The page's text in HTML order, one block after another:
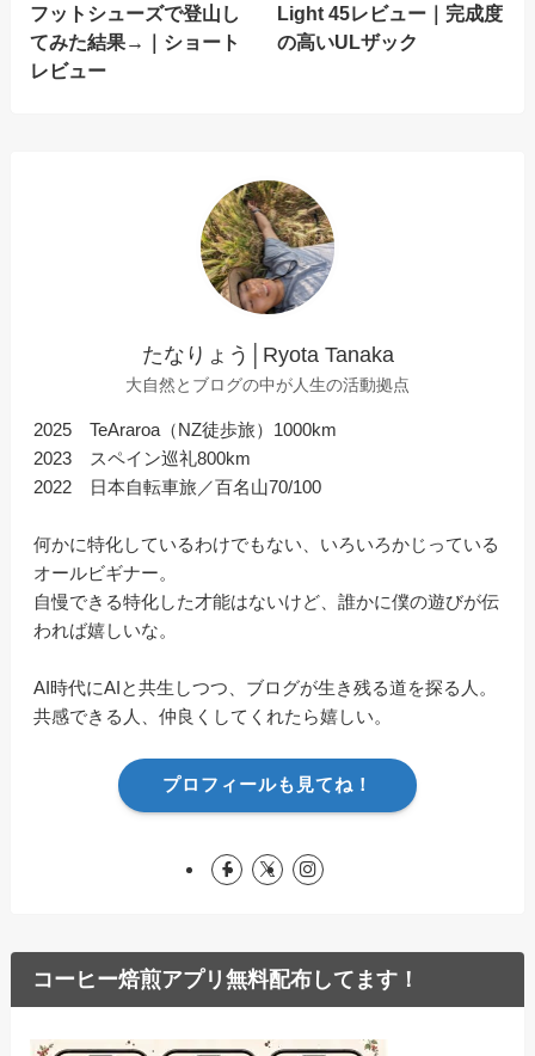
フットシューズで登山し
てみた結果→｜ショート
レビュー
Light 45レビュー｜完成度
の高いULザック
たなりょう│Ryota Tanaka
大自然とブログの中が人生の活動拠点
2025 TeAraroa（NZ徒歩旅）1000km
2023 スペイン巡礼800km
2022 日本自転車旅／百名山70/100
何かに特化しているわけでもない、いろいろかじっている
オールビギナー。
自慢できる特化した才能はないけど、誰かに僕の遊びが伝
われば嬉しいな。
AI時代にAIと共生しつつ、ブログが生き残る道を探る人。
共感できる人、仲良くしてくれたら嬉しい。
プロフィールも見てね！
コーヒー焙煎アプリ無料配布してます！